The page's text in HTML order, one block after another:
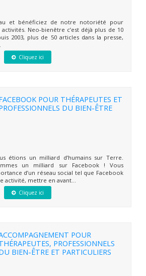
et bénéficiez de notre notoriété pour
Neo-bienêtre c’est déjà plus de 10
2003, plus de 50 articles dans la presse,
Cliquez ici
POUR THÉRAPEUTES ET
DU BIEN-ÊTRE
étions un milliard d’humains sur Terre.
un milliard sur Facebook ! Vous
d’un réseau social tel que Facebook
mettre en avant...
Cliquez ici
POUR
PROFESSIONNELS
BIEN-ÊTRE ET PARTICULIERS